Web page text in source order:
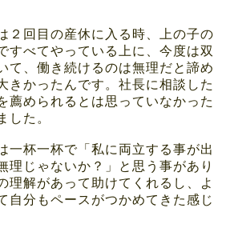
２回目の産休に入る時、上の子の
すべてやっている上に、今度は双
て、働き続けるのは無理だと諦め
きかったんです。社長に相談した
薦められるとは思っていなかった
した。
一杯一杯で「私に両立する事が出
理じゃないか？」と思う事があり
理解があって助けてくれるし、よ
自分もペースがつかめてきた感じ